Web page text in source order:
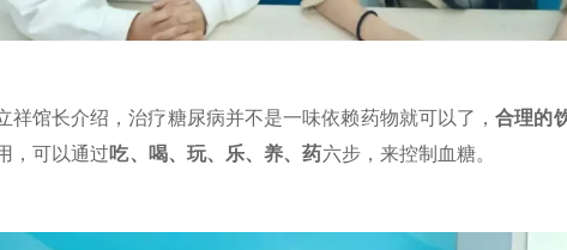
祥馆长介绍，治疗糖尿病并不是一味依赖药物就可以了，合理的
，可以通过吃、喝、玩、乐、养、药六步，来控制血糖。